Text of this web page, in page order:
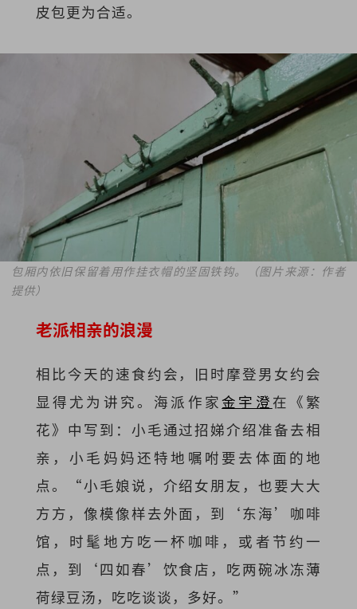
皮包更为合适。
包厢内依旧保留着用作挂衣帽的坚固铁钩。（图片来源：作者
提供）
老派相亲的浪漫
相比今天的速食约会，旧时摩登男女约会
显得尤为讲究。海派作家金宇澄 在《繁
花》中写到：小毛通过招娣介绍准备去相
亲，小毛妈妈还特地嘱咐要去体面的地
点。“小毛娘说，介绍女朋友，也要大大
方方，像模像样去外面，到‘东海’咖啡
馆，时髦地方吃一杯咖啡，或者节约一
点，到‘四如春’饮食店，吃两碗冰冻薄
荷绿豆汤，吃吃谈谈，多好。”